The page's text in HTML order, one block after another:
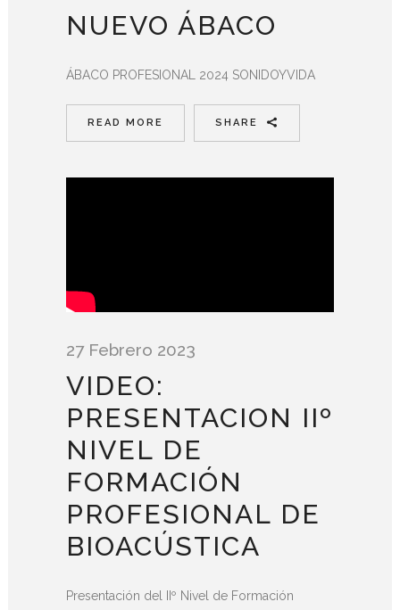
NUEVO ÁBACO
ÁBACO PROFESIONAL 2024 SONIDOYVIDA
READ MORE SHARE
27 Febrero 2023
VIDEO:
PRESENTACION IIº
NIVEL DE
FORMACIÓN
PROFESIONAL DE
BIOACÚSTICA
Presentación del IIº Nivel de Formación